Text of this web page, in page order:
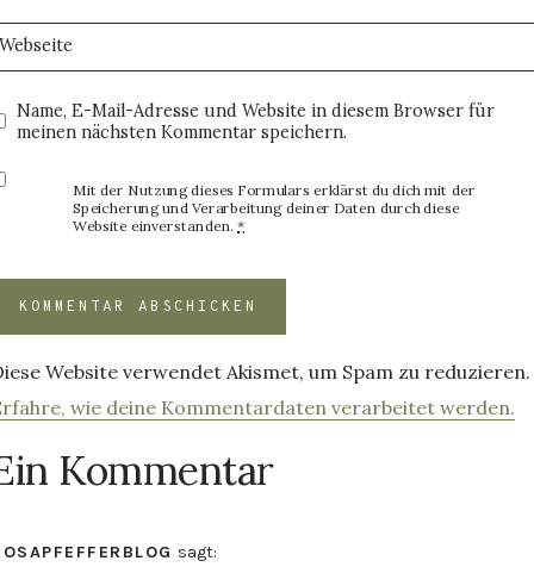
Webseite
Name, E-Mail-Adresse und Website in diesem Browser für
meinen nächsten Kommentar speichern.
Mit der Nutzung dieses Formulars erklärst du dich mit der
Speicherung und Verarbeitung deiner Daten durch diese
Website einverstanden.*
Website verwendet Akismet, um Spam zu reduzieren.
wie deine Kommentardaten verarbeitet werden.
Kommentar
sagt: